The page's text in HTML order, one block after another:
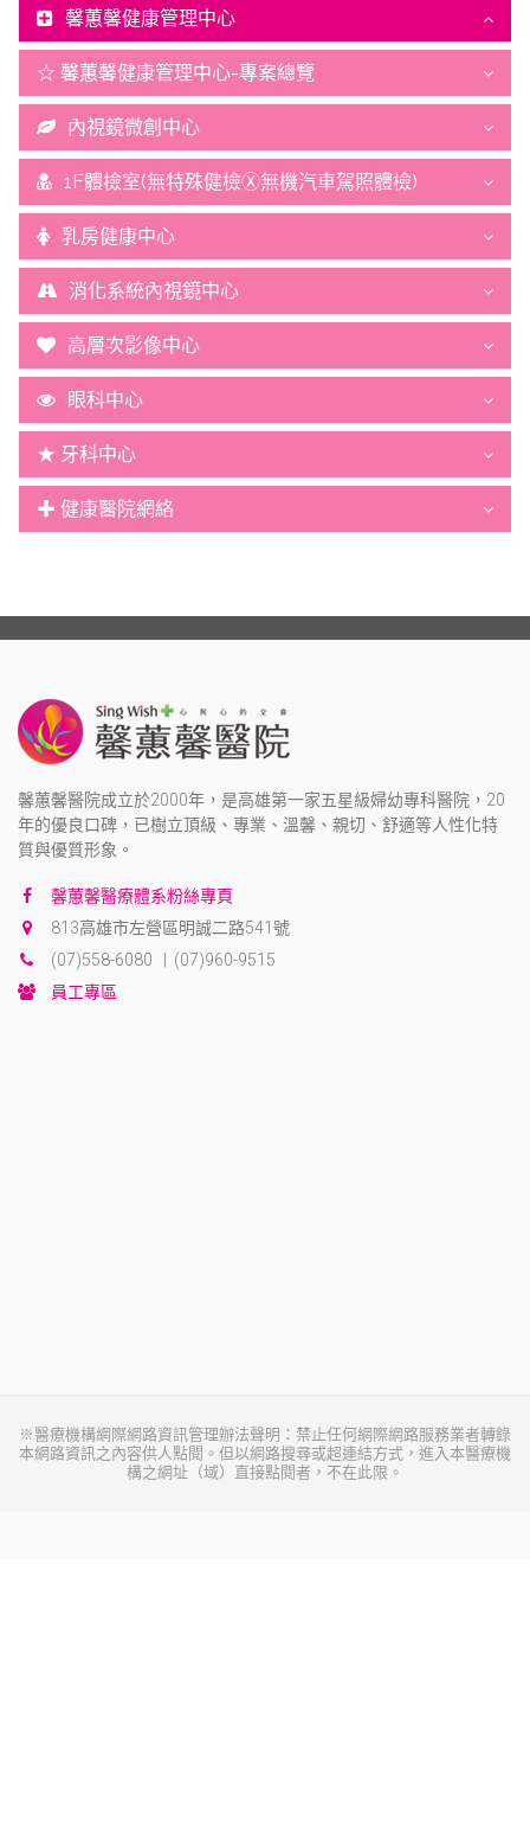
馨蕙馨健康管理中心
☆ 馨蕙馨健康管理中心-專案總覽
內視鏡微創中心
1F體檢室(無特殊健檢Ⓧ無機汽車駕照體檢)
乳房健康中心
消化系統內視鏡中心
高層次影像中心
眼科中心
★ 牙科中心
✚ 健康醫院網絡
馨蕙馨醫院成立於2000年，是高雄第一家五星級婦幼專科醫院，20
年的優良口碑，已樹立頂級、專業、溫馨、親切、舒適等人性化特
質與優質形象。
馨蕙馨醫療體系粉絲專頁
813高雄市左營區明誠二路541號
(07)558-6080 | (07)960-9515
員工專區
※醫療機構網際網路資訊管理辦法聲明：禁止任何網際網路服務業者轉錄
本網路資訊之內容供人點閱。但以網路搜尋或超連結方式，進入本醫療機
構之網址（域）直接點閱者，不在此限。